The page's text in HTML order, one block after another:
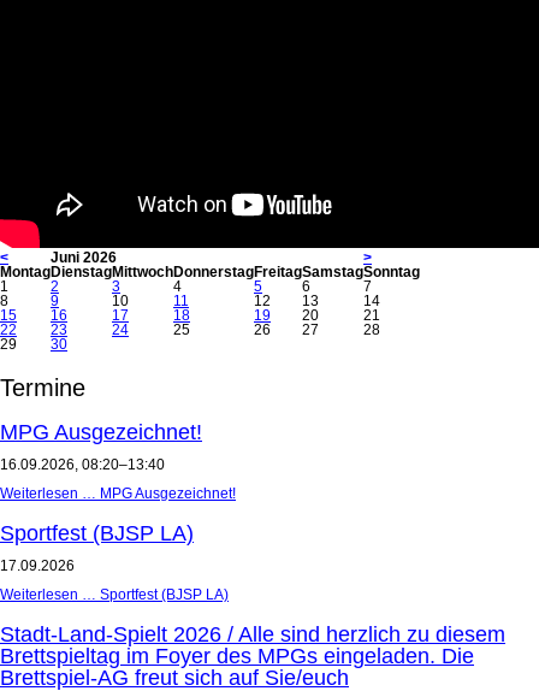
< Juni 2026
>
MontagDienstagMittwochDonnerstagFreitagSamstagSonntag
1
2 3 4 5 6
7
8
9 10 11 12 13
14
15
16 17 18 19 20
21
22
23 24 25 26 27
28
29
30
Termine
MPG Ausgezeichnet!
16.09.2026, 08:20–13:40
Weiterlesen … MPG Ausgezeichnet!
Sportfest (BJSP LA)
17.09.2026
Weiterlesen … Sportfest (BJSP LA)
Stadt-Land-Spielt 2026 / Alle sind herzlich zu diesem
Brettspieltag im Foyer des MPGs eingeladen. Die
Brettspiel-AG freut sich auf Sie/euch